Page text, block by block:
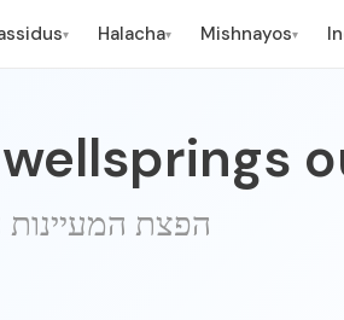
▾ Halacha▾ Mishnayos▾
הפצת המעיינות